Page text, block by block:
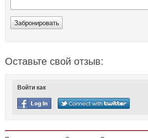
Оставьте свой отзыв:
Войти как